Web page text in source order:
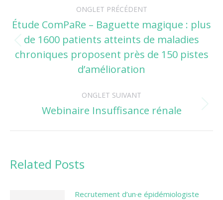
de
commentaire
ONGLET PRÉCÉDENT
Onglet
précédent
Étude ComPaRe – Baguette magique : plus
de 1600 patients atteints de maladies
chroniques proposent près de 150 pistes
d’amélioration
ONGLET SUIVANT
Onglet
Webinaire Insuffisance rénale
Related Posts
Recrutement d’un·e épidémiologiste